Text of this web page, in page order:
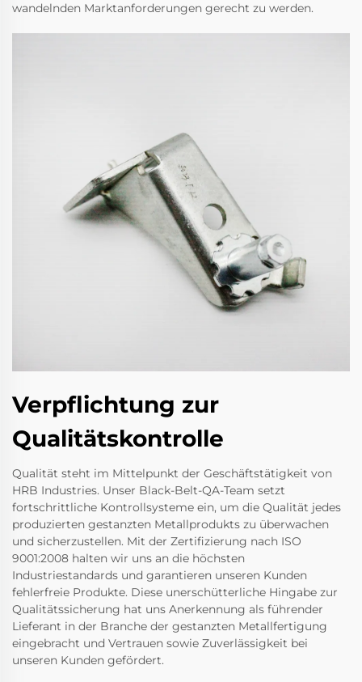
wandelnden Marktanforderungen gerecht zu werden.
Verpflichtung zur
Qualitätskontrolle
Qualität steht im Mittelpunkt der Geschäftstätigkeit von
HRB Industries. Unser Black-Belt-QA-Team setzt
fortschrittliche Kontrollsysteme ein, um die Qualität jedes
produzierten gestanzten Metallprodukts zu überwachen
und sicherzustellen. Mit der Zertifizierung nach ISO
9001:2008 halten wir uns an die höchsten
Industriestandards und garantieren unseren Kunden
fehlerfreie Produkte. Diese unerschütterliche Hingabe zur
Qualitätssicherung hat uns Anerkennung als führender
Lieferant in der Branche der gestanzten Metallfertigung
eingebracht und Vertrauen sowie Zuverlässigkeit bei
unseren Kunden gefördert.